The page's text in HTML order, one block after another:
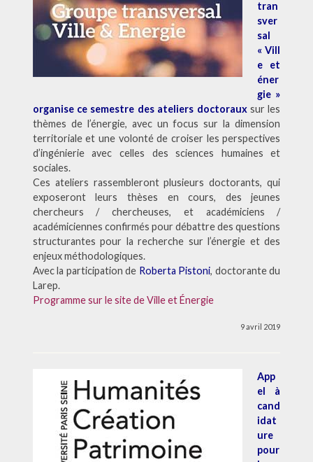
tran
sver
sal
« Vill
e et
éner
gie »
organise ce semestre des ateliers doctorauxsur les
thèmes de l’énergie, avec un focus sur la dimension
territoriale et une volonté de croiser les perspectives
d’ingénierie avec celles des sciences humaines et
sociales.
Ces ateliers rassembleront plusieurs doctorants, qui
exposeront leurs thèses en cours, des jeunes
chercheurs / chercheuses, et académiciens /
académiciennes confirmés pour débattre des questions
structurantes pour la recherche sur l’énergie et des
enjeux méthodologiques.
Avec la participation de Roberta Pistoni, doctorante du
Larep.
Programme sur le site de Ville et Énergie
9 avril 2019
App
el à
cand
idat
ure
pour